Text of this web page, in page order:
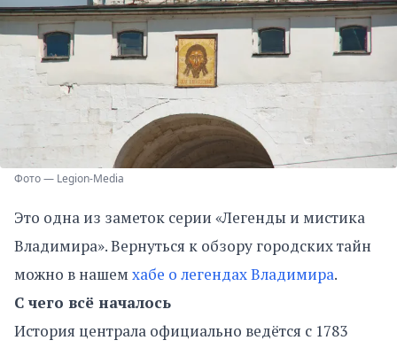
Фото — Legion-Media
Это одна из заметок серии «Легенды и мистика
Владимира». Вернуться к обзору городских тайн
можно в нашемхабе о легендах Владимира.
С чего всё началось
История централа официально ведётся с 1783